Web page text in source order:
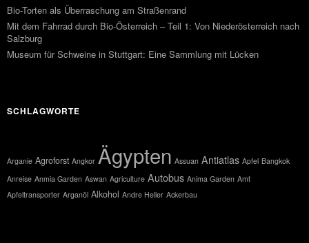
Bio-Torten als Überraschung am Straßenrand
Mit dem Fahrrad durch Bio-Österreich – Teil 1: Von Niederösterreich nach
Salzburg
Museum für Schweine in Stuttgart: Eine Sammlung mit Lücken
SCHLAGWORTE
Arganie Agroforst Angkor Ägypten Assuan Antiatlas Apfel Bangkok
Anreise Anmia Garden Aswan Agriculture Autobus Anima Garden Amt
Apfeltransporter Arganöl Alkohol Andre Heller Ackerbau